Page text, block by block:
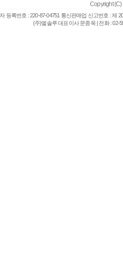
Copyright (C)
등록번호 : 220-87-04751 통신판매업 신고번호 : 제
(주)엘솔루 대표이사 문종욱 | 전화 : 02-